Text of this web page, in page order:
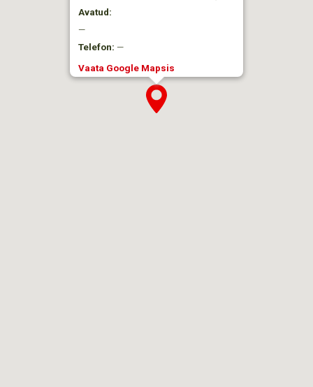
Avatud:
—
Telefon: —
Vaata Google Mapsis